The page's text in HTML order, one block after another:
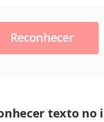
Reconhecer
texto no